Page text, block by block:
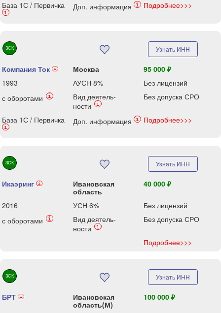
База 1С / Первичка
i
Доп. информация i Подробнее>>>
ЗСК Узнать ИНН
Компания Ток i Москва
95 000 ₽
1993
АУСН 8%
Без лицензий
с оборотами
i
Вид деятель-
ности
i
Без допуска СРО
База 1С / Первичка
i
Доп. информация i Подробнее>>>
ЗСК Узнать ИНН
Икаэринг i
Ивановская
область
40 000 ₽
2016 УСН 6%
Без лицензий
с оборотами
i
Вид деятель-
ности
i
Без допуска СРО
Подробнее>>>
ЗСК Узнать ИНН
БРТ i
Ивановская
область(М)
100 000 ₽